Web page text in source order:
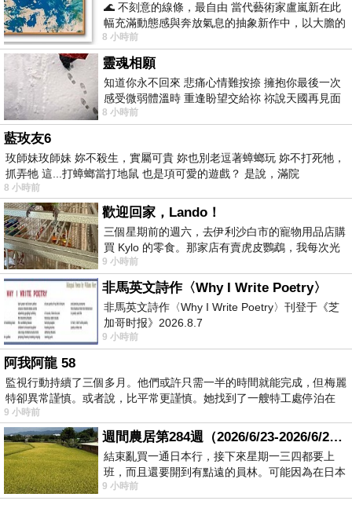
🌊 不刻意的線條，最自由 當代藝術家盧嵐新在此
幅充滿動態感與奔放氣息的抽象新作中，以大膽的
藍色顏料在白色畫布上揮灑、壓印與流淌
8 小時前
靈魂相願
知道你永不回來 悲痛心情難按捺 擁抱你最後一次
感受微弱體溫時 重逢盼望交給祢 祢說天國再見面
此刻忍淚說別離 他日靈魂再
8 小時前
藍玫友6
玫師妹玫師妹 妳不殺生，實屬可貴 妳也別老逗著蟑螂玩 妳不打死牠，
抓弄牠 這...打蟑螂當打地鼠 也是項可愛的遊戲？ 是說，滿院
8 小時前
歡迎回家，Lando！
三個星期前的週六，去伊利沙白市的寵物用品店購
買 Kylo 的零食。那家店有賣虎皮鸚鵡，我每次光
顧都會去看一下。他們偶爾會引進 C
9 小時前
非馬英文詩作〈Why I Write Poetry〉
非馬英文詩作〈Why I Write Poetry〉刊登于《芝
加哥时报》2026.8.7
9 小時前
阿我阿龍 58
監視行動持續了三個多月。他們或許只需一半的時間就能完成，但梅麗
特卻異常謹慎。或者說，比平常更謹慎。她找到了一艘特工處停泊在
9 小時前
週間農居第284週（2026/6/23-2026/6/24) 夏至 金黃稻浪洋溢豐收喜悅
結束亂買一通日本行，接下來星期一三四都要上
班，而且還要開到有點遠的員林。可能因為在日本
花不少錢，星期一出門上班時，心裡沒有一
9 小時前